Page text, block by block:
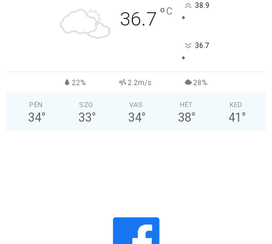
36.7 °C 38.9
°
36.7
°
22% 2.2m/s 28%
PÉN
34°
SZO
33°
VAS
34°
HÉT
38°
KED
41 °